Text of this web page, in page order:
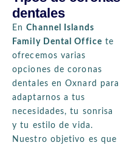
dentales
EnChannel Islands
Family Dental Office te
ofrecemos varias
opciones de coronas
dentales en Oxnard para
adaptarnos a tus
necesidades, tu sonrisa
y tu estilo de vida.
Nuestro objetivo es que